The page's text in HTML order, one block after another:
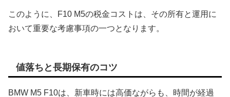
このように、F10 M5の税金コストは、その所有と運用に
おいて重要な考慮事項の一つとなります。
値落ちと長期保有のコツ
BMW M5 F10は、新車時には高価ながらも、時間が経過